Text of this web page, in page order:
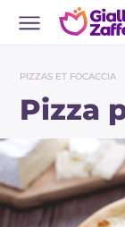
PIZZAS ET FOCACCIA
Pizza